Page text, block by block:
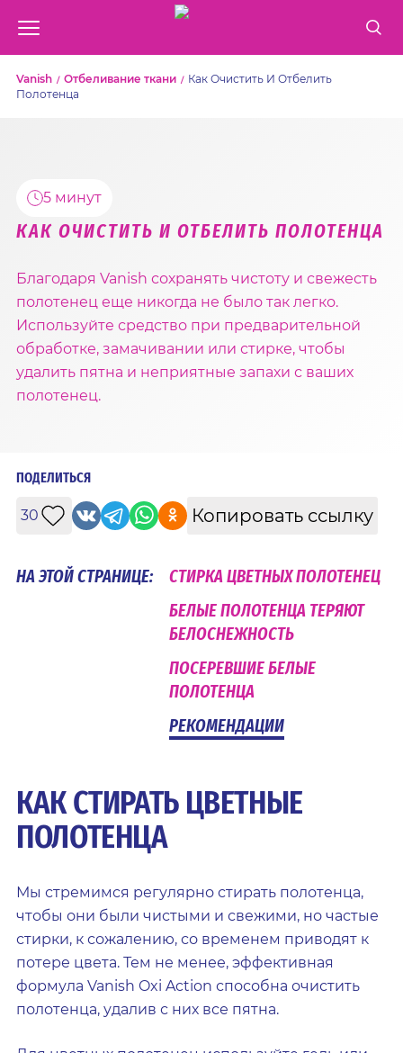
Vanish Отбеливание ткани
Как Очистить И Отбелить
Полотенца
5 минут
КАК ОЧИСТИТЬ И ОТБЕЛИТЬ ПОЛОТЕНЦА
Благодаря Vanish сохранять чистоту и свежесть
полотенец еще никогда не было так легко.
Используйте средство при предварительной
обработке, замачивании или стирке, чтобы
удалить пятна и неприятные запахи с ваших
полотенец.
ПОДЕЛИТЬСЯ
30 Копировать ссылку
НА ЭТОЙ СТРАНИЦЕ:
СТИРКА ЦВЕТНЫХ ПОЛОТЕНЕЦ
БЕЛЫЕ ПОЛОТЕНЦА ТЕРЯЮТ
БЕЛОСНЕЖНОСТЬ
ПОСЕРЕВШИЕ БЕЛЫЕ
ПОЛОТЕНЦА
РЕКОМЕНДАЦИИ
КАК СТИРАТЬ ЦВЕТНЫЕ
ПОЛОТЕНЦА
Мы стремимся регулярно стирать полотенца,
чтобы они были чистыми и свежими, но частые
стирки, к сожалению, со временем приводят к
потере цвета. Тем не менее, эффективная
формула Vanish Oxi Action способна очистить
полотенца, удалив с них все пятна.